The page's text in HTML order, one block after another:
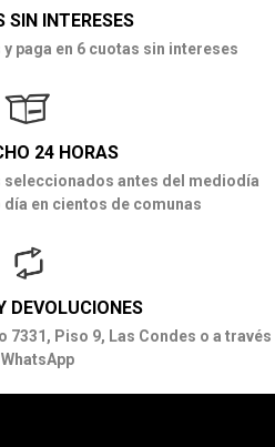
SIN INTERESES
y paga en 6 cuotas sin intereses
24 HORAS
antes del mediodía
en cientos de comunas
DEVOLUCIONES
7331, Piso 9, Las Condes o a través